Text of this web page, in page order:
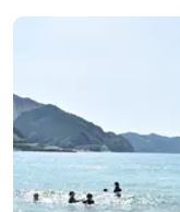
美学」は、世界中のメ